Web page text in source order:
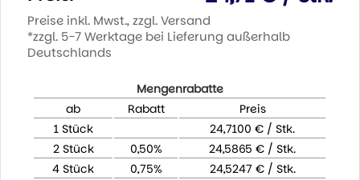
Preise inkl. Mwst., zzgl. Versand
*zzgl. 5-7 Werktage bei Lieferung außerhalb
Deutschlands
Mengenrabatte
ab
Rabatt
Preis
1 Stück
24,7100 € / Stk.
2 Stück
0,50%
24,5865 € / Stk.
4 Stück
0,75%
24,5247 € / Stk.